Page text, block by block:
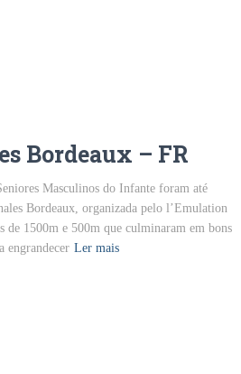
Bordeaux – FR
Masculinos do Infante foram até
Bordeaux, organizada pelo l’Emulation
de 1500m e 500m que culminaram em bons
engrandecer Ler mais